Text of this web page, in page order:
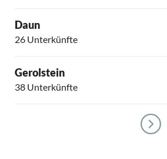
Daun
26 Unterkünfte
Gerolstein
38 Unterkünfte